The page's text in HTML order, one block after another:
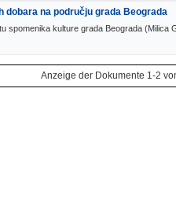
dobara na području grada Beograda
spomenika kulture grada Beograda (Milica
Anzeige der Dokumente 1-2